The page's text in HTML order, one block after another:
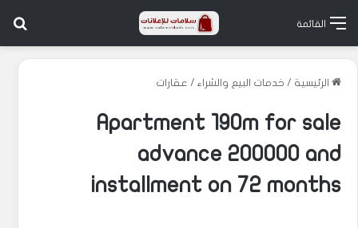
القائمة
الرئيسية / خدمات البيع والشراء / عقارات
Apartment 190m for sale
advance 200000 and
installment on 72 months